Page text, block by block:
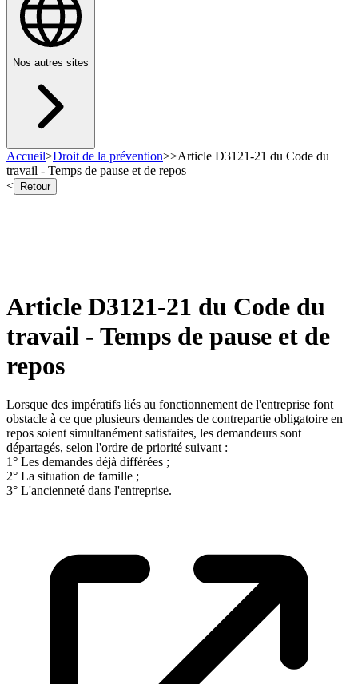
Nos autres sites
Accueil>Droit de la prévention>>Article D3121-21 du Code du
travail - Temps de pause et de repos
<
Retour
Article D3121-21 du Code du
travail - Temps de pause et de
repos
Lorsque des impératifs liés au fonctionnement de l'entreprise font
obstacle à ce que plusieurs demandes de contrepartie obligatoire en
repos soient simultanément satisfaites, les demandeurs sont
départagés, selon l'ordre de priorité suivant :
1° Les demandes déjà différées ;
2° La situation de famille ;
3° L'ancienneté dans l'entreprise.